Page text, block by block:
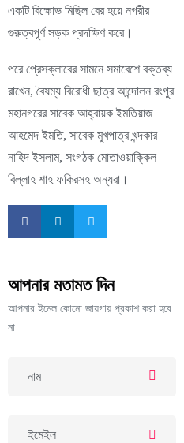
একটি বিক্ষোভ মিছিল বের হয়ে নগরীর
গুরুত্বপূর্ণ সড়ক প্রদক্ষিণ করে।
পরে প্রেসক্লাবের সামনে সমাবেশে বক্তব্য
রাখেন, বৈষম্য বিরোধী ছাত্র আন্দোলন রংপুর
মহানগরের সাবেক আহ্বায়ক ইমতিয়াজ
আহমেদ ইমতি, সাবেক মুখপাত্র খন্দকার
নাহিদ ইসলাম, সংগঠক মোতাওয়াক্কিল
বিল্লাহ শাহ ফকিরসহ অন্যরা।
আপনার মতামত দিন
আপনার ইমেল কোনো জায়গায় প্রকাশ করা হবে
না